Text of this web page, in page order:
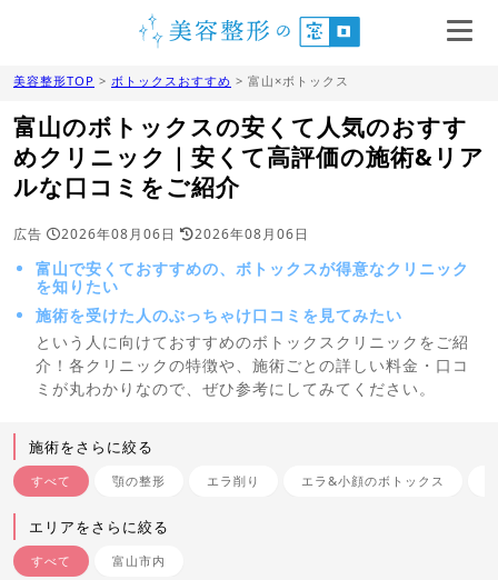
美容整形TOP > ボトックスおすすめ > 富山×ボトックス
富山のボトックスの安くて人気のおすす
めクリニック｜安くて高評価の施術&リア
ルな口コミをご紹介
広告 2026年08月06日 2026年08月06日
富山で安くておすすめの、ボトックスが得意なクリニック
を知りたい
施術を受けた人のぶっちゃけ口コミを見てみたい
という人に向けておすすめのボトックスクリニックをご紹
介！各クリニックの特徴や、施術ごとの詳しい料金・口コ
ミが丸わかりなので、ぜひ参考にしてみてください。
施術をさらに絞る
すべて 顎の整形 エラ削り エラ&小顔のボトックス
エリアをさらに絞る
すべて 富山市内